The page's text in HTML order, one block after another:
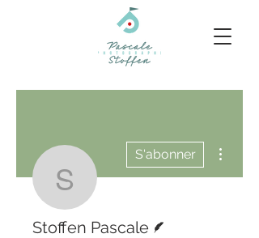
Stoffen Pascale
S'abonner
Stoffen Pascale